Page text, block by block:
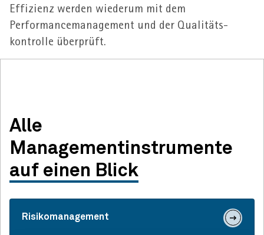
Effizienz werden wiederum mit dem
Performance­management und der Qualitäts­
kontrolle überprüft.
Alle
Managementinstrumente
auf einen Blick
Risikomanagement